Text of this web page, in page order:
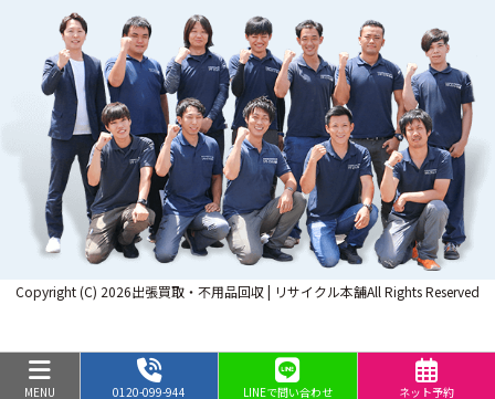
Copyright (C) 2026出張買取・不用品回収 | リサイクル本舗All Rights Reserved
MENU 0120-099-944 LINEで問い合わせ ネット予約